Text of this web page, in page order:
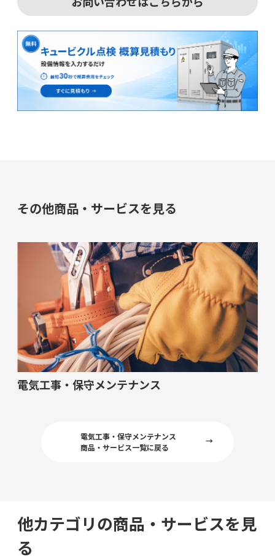
その他商品・サービスを見る
電気工事・保守メンテナンス
電気工事・保守メンテナンス
商品・サービス一覧に戻る
→
他カテゴリの商品・サービスを見
る